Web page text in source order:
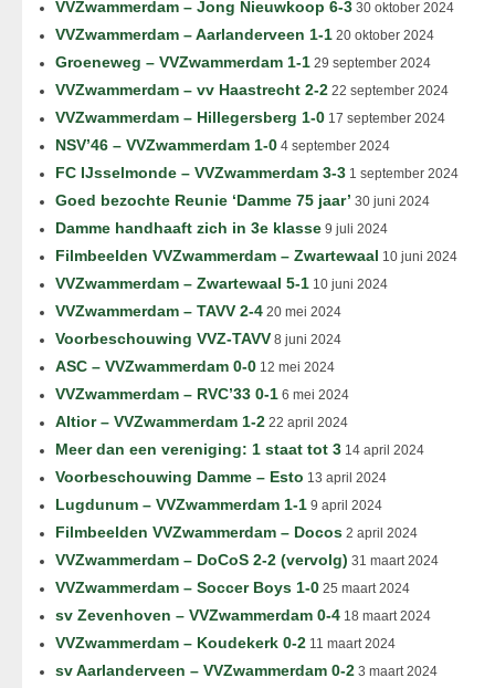
VVZwammerdam – Jong Nieuwkoop 6-3 30 oktober 2024
VVZwammerdam – Aarlanderveen 1-1 20 oktober 2024
Groeneweg – VVZwammerdam 1-1 29 september 2024
VVZwammerdam – vv Haastrecht 2-2 22 september 2024
VVZwammerdam – Hillegersberg 1-0 17 september 2024
NSV’46 – VVZwammerdam 1-0 4 september 2024
FC IJsselmonde – VVZwammerdam 3-3 1 september 2024
Goed bezochte Reunie ‘Damme 75 jaar’ 30 juni 2024
Damme handhaaft zich in 3e klasse 9 juli 2024
Filmbeelden VVZwammerdam – Zwartewaal 10 juni 2024
VVZwammerdam – Zwartewaal 5-1 10 juni 2024
VVZwammerdam – TAVV 2-4 20 mei 2024
Voorbeschouwing VVZ-TAVV 8 juni 2024
ASC – VVZwammerdam 0-0 12 mei 2024
VVZwammerdam – RVC’33 0-1 6 mei 2024
Altior – VVZwammerdam 1-2 22 april 2024
Meer dan een vereniging: 1 staat tot 3 14 april 2024
Voorbeschouwing Damme – Esto 13 april 2024
Lugdunum – VVZwammerdam 1-1 9 april 2024
Filmbeelden VVZwammerdam – Docos 2 april 2024
VVZwammerdam – DoCoS 2-2 (vervolg) 31 maart 2024
VVZwammerdam – Soccer Boys 1-0 25 maart 2024
sv Zevenhoven – VVZwammerdam 0-4 18 maart 2024
VVZwammerdam – Koudekerk 0-2 11 maart 2024
sv Aarlanderveen – VVZwammerdam 0-2 3 maart 2024